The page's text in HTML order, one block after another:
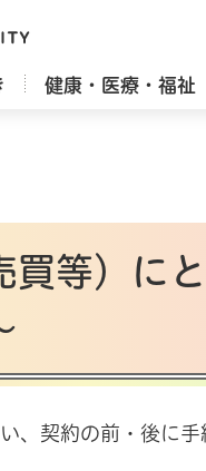
健康・医療・福祉
買等）に
、契約の前・後に手